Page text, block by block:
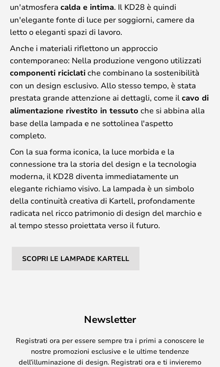
un'atmosfera calda e intima. Il KD28 è quindi
un'elegante fonte di luce per soggiorni, camere da
letto o eleganti spazi di lavoro.
Anche i materiali riflettono un approccio
contemporaneo: Nella produzione vengono utilizzati
componenti riciclatiche combinano la sostenibilità
con un design esclusivo. Allo stesso tempo, è stata
prestata grande attenzione ai dettagli, come il cavo di
alimentazione rivestito in tessuto che si abbina alla
base della lampada e ne sottolinea l'aspetto
completo.
Con la sua forma iconica, la luce morbida e la
connessione tra la storia del design e la tecnologia
moderna, il KD28 diventa immediatamente un
elegante richiamo visivo. La lampada è un simbolo
della continuità creativa di Kartell, profondamente
radicata nel ricco patrimonio di design del marchio e
al tempo stesso proiettata verso il futuro.
SCOPRI LE LAMPADE KARTELL
Newsletter
Registrati ora per essere sempre tra i primi a conoscere le
nostre promozioni esclusive e le ultime tendenze
dell’illuminazione di design. Registrati ora e ti invieremo